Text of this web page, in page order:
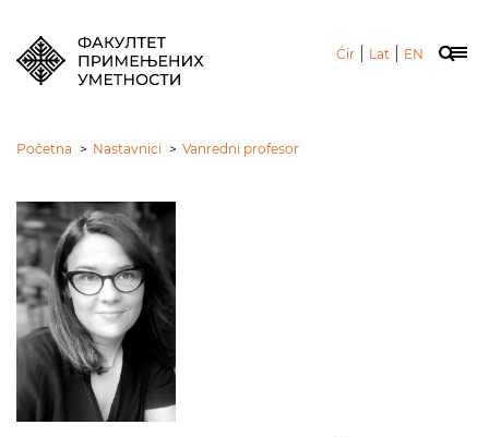
Ćir Lat EN
Početna > Nastavnici > Vanredni profesor